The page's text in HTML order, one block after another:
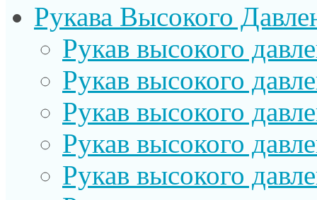
Рукава Высокого
Рукав выcокого
Рукав высокого
Рукав высокого
Рукав высокого
Рукав высокого